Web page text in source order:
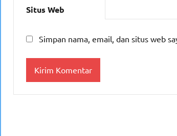
Situs Web
Simpan nama, email, dan situs web